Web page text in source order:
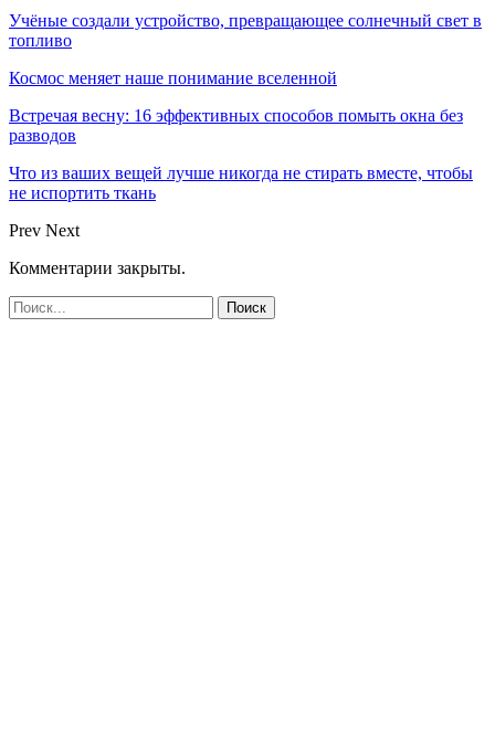
Учёные создали устройство, превращающее солнечный свет в
топливо
Космос меняет наше понимание вселенной
Встречая весну: 16 эффективных способов помыть окна без
разводов
Что из ваших вещей лучше никогда не стирать вместе, чтобы
не испортить ткань
Prev Next
Комментарии закрыты.